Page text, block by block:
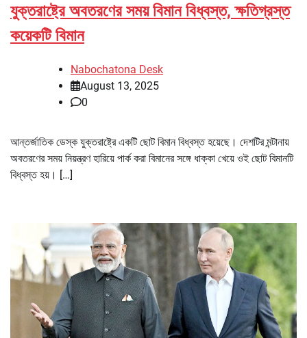
যুক্তরাষ্ট্রে অবতরণের সময় বিমান বিধ্বস্ত, ক্ষতিগ্রস্ত
কয়েকটি বিমান
Nabochatona Desk
August 13, 2025
0
আন্তর্জাতিক ডেস্ক যুক্তরাষ্ট্রে একটি ছোট বিমান বিধ্বস্ত হয়েছে। দেশটির মন্টানায়
অবতরণের সময় নিয়ন্ত্রণ হারিয়ে পার্ক করা বিমানের সঙ্গে ধাক্কা খেয়ে ওই ছোট বিমানটি
বিধ্বস্ত হয়। […]